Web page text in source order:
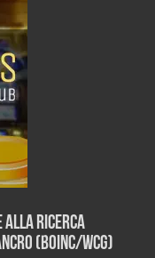
alla ricerca
(BOINC/WCG)